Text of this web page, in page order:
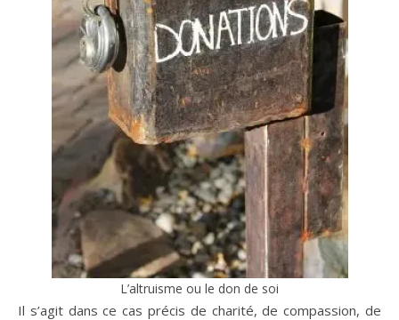
L’altruisme ou le don de soi
Il s’agit dans ce cas précis de charité, de compassion, de